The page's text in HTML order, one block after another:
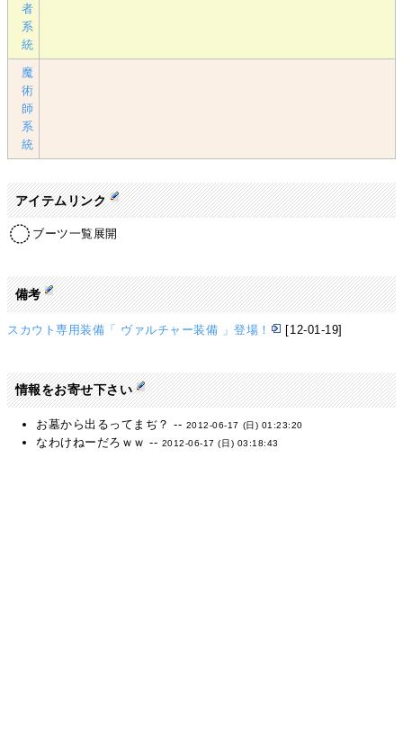
者
系
統
魔
術
師
系
統
アイテムリンク
ブーツ一覧展開
備考
スカウト専用装備「 ヴァルチャー装備 」登場！ [12-01-19]
情報をお寄せ下さい
お墓から出るってまぢ？ -- 2012-06-17 (日) 01:23:20
なわけねーだろｗｗ -- 2012-06-17 (日) 03:18:43